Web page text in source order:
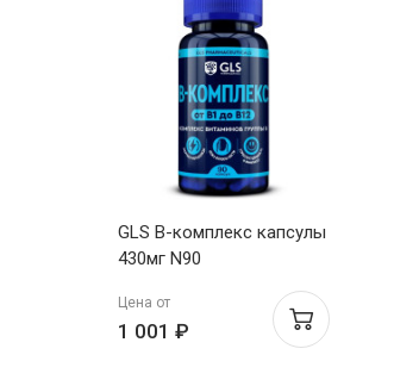
GLS В-комплекс капсулы
430мг N90
Цена от
1 001 ₽